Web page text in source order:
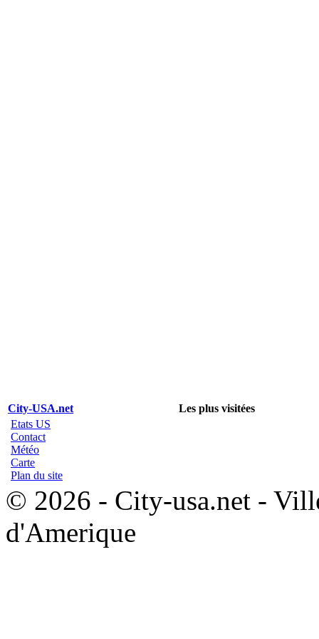
City-USA.net
Les plus visitées
Etats US
Contact
Météo
Carte
Plan du site
© 2026 - City-usa.net -
d'Amerique